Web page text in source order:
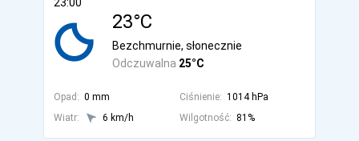
23°C
Odczuwalna 25°C
Bezchmurnie, słonecznie
Opad: 0 mm Ciśnienie: 1014 hPa
Wiatr:
6 km/h Wilgotność: 81%